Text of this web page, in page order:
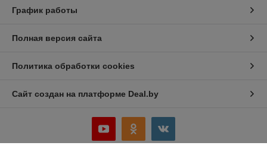
График работы
Полная версия сайта
Политика обработки cookies
Сайт создан на платформе Deal.by